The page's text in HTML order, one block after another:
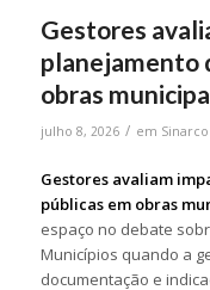
Gestores
planejamento
obras
julho 8, 2026 / em
Gestores avaliam
públicas em obras
espaço no debate
Municípios quando a
documentação e